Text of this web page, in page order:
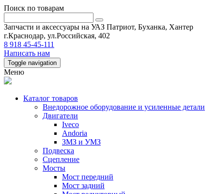
Поиск по товарам
Запчасти и аксессуары на УАЗ Патриот, Буханка, Хантер
г.Краснодар, ул.Российская, 402
8 918 45-45-111
Написать нам
Toggle navigation
Меню
Каталог товаров
Внедорожное оборудование и усиленные детали
Двигатели
Iveco
Andoria
ЗМЗ и УМЗ
Подвеска
Сцепление
Мосты
Мост передний
Мост задний